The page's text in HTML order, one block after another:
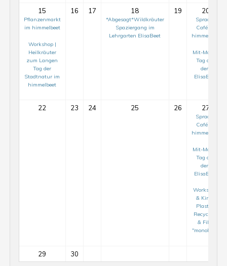
15
Pflanzenmarkt
im himmelbeet
Workshop |
Heilkräuter
zum Langen
Tag der
Stadtnatur im
himmelbeet
16 17 18
*Abgesagt*Wildkräuter
Spaziergang im
Lehrgarten ElisaBeet
19 20
Sprach-
Café im
himmelbeet
Mit-Mach-
Tag auf
dem
ElisaBeet
22 23 24 25 26 27
Sprach-
Café im
himmelbeet
Mit-Mach-
Tag auf
dem
ElisaBeet
Workshop
& Kino |
Plastik-
Recycling
& Film
"monobloc"
29 30